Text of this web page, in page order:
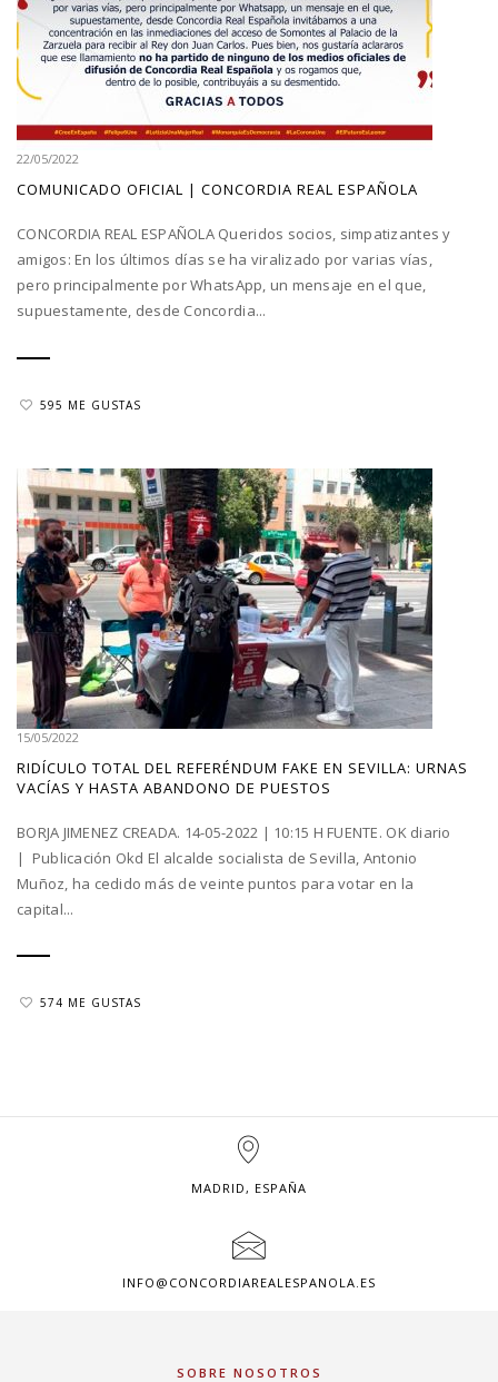
22/05/2022
COMUNICADO OFICIAL | CONCORDIA REAL ESPAÑOLA
CONCORDIA REAL ESPAÑOLA Queridos socios, simpatizantes y
amigos: En los últimos días se ha viralizado por varias vías,
pero principalmente por WhatsApp, un mensaje en el que,
supuestamente, desde Concordia...
595 ME GUSTAS
15/05/2022
RIDÍCULO TOTAL DEL REFERÉNDUM FAKE EN SEVILLA: URNAS
VACÍAS Y HASTA ABANDONO DE PUESTOS
BORJA JIMENEZ CREADA. 14-05-2022 | 10:15 H FUENTE. OK diario
| Publicación Okd El alcalde socialista de Sevilla, Antonio
Muñoz, ha cedido más de veinte puntos para votar en la
capital...
574 ME GUSTAS
MADRID, ESPAÑA
INFO@CONCORDIAREALESPANOLA.ES
SOBRE NOSOTROS